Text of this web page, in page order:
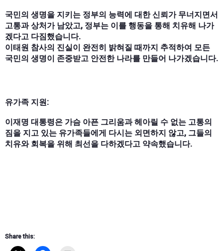
국민의 생명을 지키는 정부의 능력에 대한 신뢰가 무너지면서
고통과 상처가 남았고, 정부는 이를 행동을 통해 치유해 나가
겠다고 다짐했습니다.
이태원 참사의 진실이 완전히 밝혀질 때까지 추적하여 모든
국민의 생명이 존중받고 안전한 나라를 만들어 나가겠습니다.
유가족 지원:
이재명 대통령은 가슴 아픈 그리움과 헤아릴 수 없는 고통의
짐을 지고 있는 유가족들에게 다시는 외면하지 않고, 그들의
치유와 회복을 위해 최선을 다하겠다고 약속했습니다.
Share this: